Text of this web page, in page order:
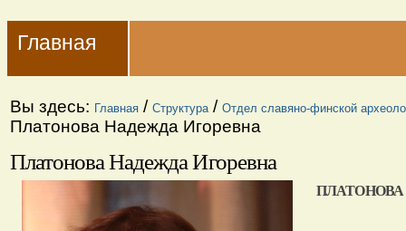
Перейти
навигации
поиск
Navigation
Главная
Вы здесь: Главная / Структура / Отдел славяно-финской
Платонова Надежда Игоревна
Платонова Надежда Игоревна